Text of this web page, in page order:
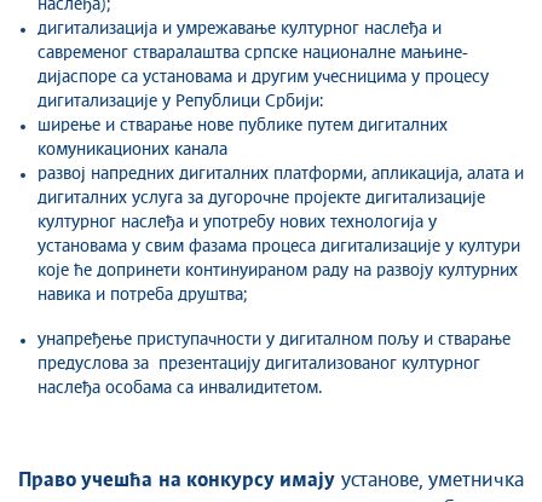
наслеђа);
дигитализација и умрежавање културног наслеђа и
савременог стваралаштва српске националне мањине-
дијаспоре са установама и другим учесницима у процесу
дигитализације у Републици Србији:
ширење и стварање нове публике путем дигиталних
комуникационих канала
развој напредних дигиталних платформи, апликација, алата и
дигиталних услуга за дугорочне пројекте дигитализације
културног наслеђа и употребу нових технологија у
установама у свим фазама процеса дигитализације у култури
које ће допринети континуираном раду на развоју културних
навика и потреба друштва;
унапређење приступачности у дигиталном пољу и стварање
предуслова за презентацију дигитализованог културног
наслеђа особама са инвалидитетом.
Право учешћа на конкурсу имаjу установе, уметничка